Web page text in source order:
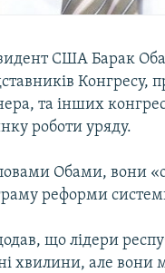
США Барак
Конгресу,
та інших
роботи уряду.
Обами, вони
реформи
що лідери
хвилини, але вони